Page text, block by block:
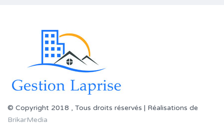
© Copyright 2018 , Tous droits réservés | Réalisations de
BrikarMedia